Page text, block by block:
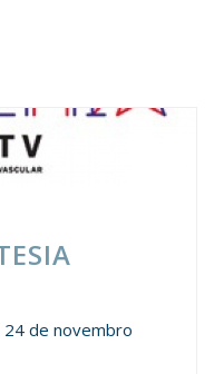
24 de novembro